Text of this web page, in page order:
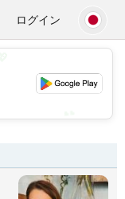
ログイン